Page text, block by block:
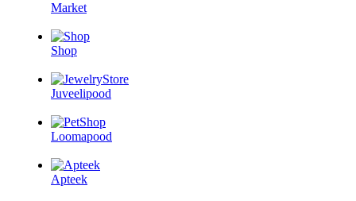
Market
Shop
Juveelipood
Loomapood
Apteek